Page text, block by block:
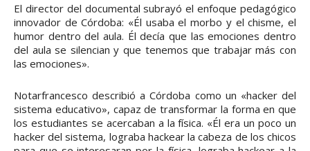
El director del documental subrayó el enfoque pedagógico
innovador de Córdoba: «Él usaba el morbo y el chisme, el
humor dentro del aula. Él decía que las emociones dentro
del aula se silencian y que tenemos que trabajar más con
las emociones».
Notarfrancesco describió a Córdoba como un «hacker del
sistema educativo», capaz de transformar la forma en que
los estudiantes se acercaban a la física. «Él era un poco un
hacker del sistema, lograba hackear la cabeza de los chicos